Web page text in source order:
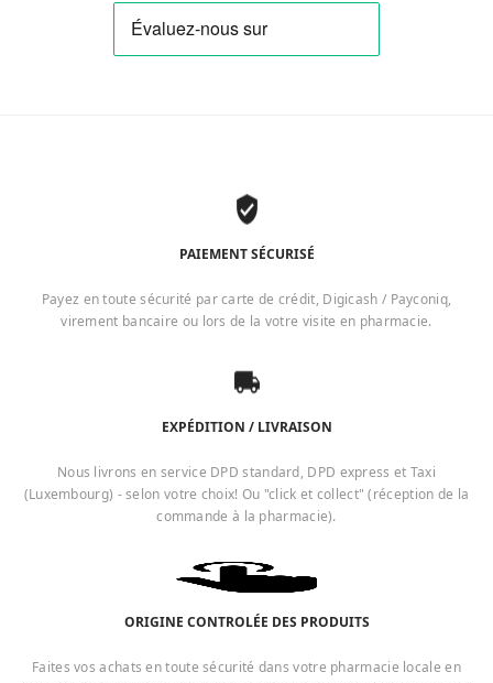
PAIEMENT SÉCURISÉ
Payez en toute sécurité par carte de crédit, Digicash / Payconiq,
virement bancaire ou lors de la votre visite en pharmacie.
EXPÉDITION / LIVRAISON
Nous livrons en service DPD standard, DPD express et Taxi
(Luxembourg) - selon votre choix! Ou "click et collect" (réception de la
commande à la pharmacie).
ORIGINE CONTROLÉE DES PRODUITS
Faites vos achats en toute sécurité dans votre pharmacie locale en